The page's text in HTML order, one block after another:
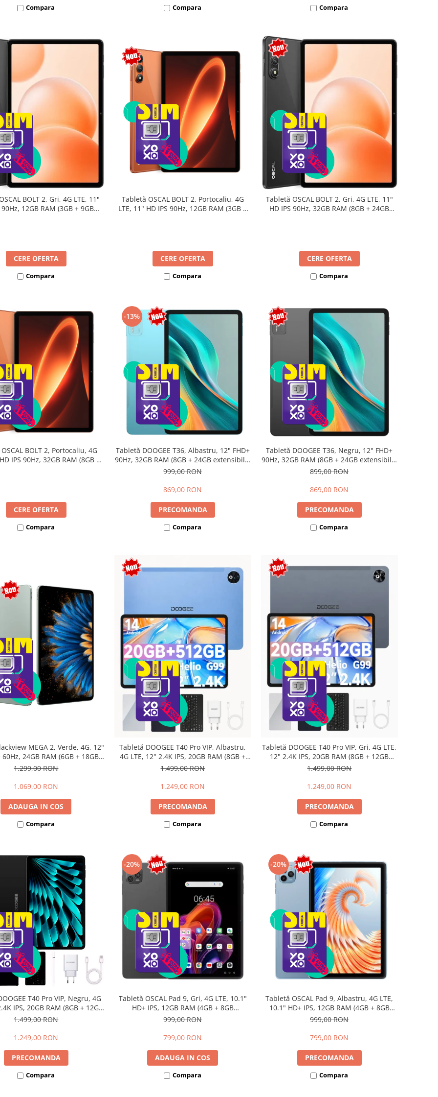
Compara Compara Compara
BOLT 2, Gri, 4G LTE, 11"
90Hz, 12GB RAM (3GB + 9GB
CERE OFERTA
Compara
Tabletă OSCAL BOLT 2, Portocaliu, 4G
LTE, 11" HD IPS 90Hz, 12GB RAM (3GB +
CERE OFERTA
Compara
Tabletă OSCAL BOLT 2, Gri, 4G LTE, 11"
HD IPS 90Hz, 32GB RAM (8GB + 24GB
CERE OFERTA
Compara
BOLT 2, Portocaliu, 4G
IPS 90Hz, 32GB RAM (8GB +
CERE OFERTA
Compara
-13%
Tabletă DOOGEE T36, Albastru, 12" FHD+
90Hz, 32GB RAM (8GB + 24GB extensibili),
256GB, Android 15, 8800mAh, Dual SIM
999,00 RON
869,00 RON
PRECOMANDA
Compara
Tabletă DOOGEE T36, Negru, 12" FHD+
90Hz, 32GB RAM (8GB + 24GB extensibili),
256GB, Android 15, 8800mAh, Dual SIM
899,00 RON
869,00 RON
PRECOMANDA
Compara
MEGA 2, Verde, 4G, 12"
60Hz, 24GB RAM (6GB + 18GB
256GB ROM, Android 15,
Face Unlock, Dual SIM
1.299,00 RON
1.069,00 RON
ADAUGA IN COS
Compara
Tabletă DOOGEE T40 Pro VIP, Albastru,
4G LTE, 12" 2.4K IPS, 20GB RAM (8GB +
12GB extensibili), 512GB, Helio G99,
1.499,00 RON
1.249,00 RON
PRECOMANDA
Compara
Tabletă DOOGEE T40 Pro VIP, Gri, 4G LTE,
12" 2.4K IPS, 20GB RAM (8GB + 12GB
extensibili), 512GB, Helio G99, 10800mAh,
1.499,00 RON
1.249,00 RON
PRECOMANDA
Compara
T40 Pro VIP, Negru, 4G
IPS, 20GB RAM (8GB + 12GB
512GB, Helio G99, 10800mAh,
1.499,00 RON
1.249,00 RON
PRECOMANDA
Compara
-20%
Tabletă OSCAL Pad 9, Gri, 4G LTE, 10.1"
HD+ IPS, 12GB RAM (4GB + 8GB
extensibili), 128GB, Android 15,
999,00 RON
799,00 RON
ADAUGA IN COS
Compara
-20%
Tabletă OSCAL Pad 9, Albastru, 4G LTE,
10.1" HD+ IPS, 12GB RAM (4GB + 8GB
extensibili), 128GB, Android 15,
999,00 RON
799,00 RON
PRECOMANDA
Compara